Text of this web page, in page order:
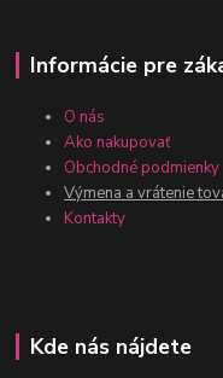
Informácie pre
O nás
Ako nakupovať
Obchodné podmienky
Výmena a vrátenie
Kontakty
Kde nás nájdete